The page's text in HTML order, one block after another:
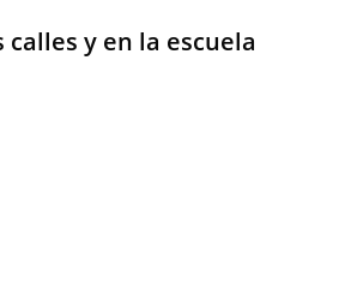
calles y en la escuela